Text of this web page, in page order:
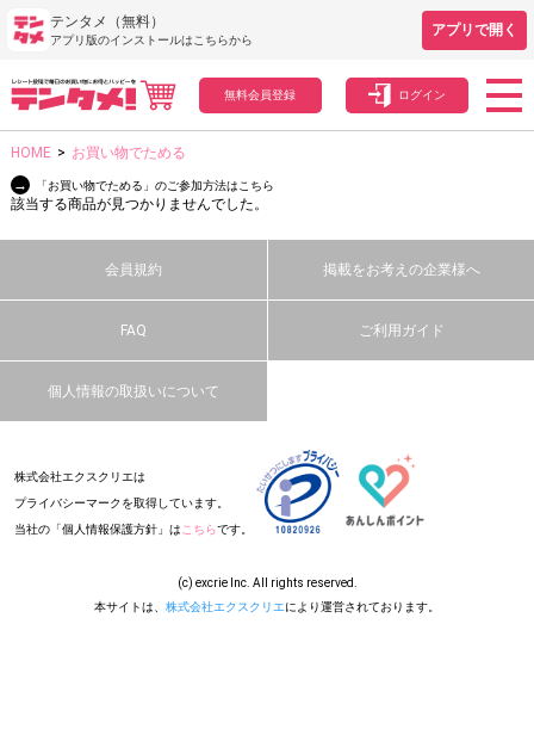
テンタメ（無料）
アプリ版のインストールはこちらから
アプリで開く
無料会員登録 ログイン
HOME > お買い物でためる
→
「お買い物でためる」のご参加方法はこちら
該当する商品が見つかりませんでした。
会員規約 掲載をお考えの企業様へ
FAQ ご利用ガイド
個人情報の取扱いについて
株式会社エクスクリエは
プライバシーマークを取得しています。
当社の「個人情報保護方針」は こちらです。
(c) excrie Inc. All rights reserved.
本サイトは、 株式会社エクスクリエにより運営されております。